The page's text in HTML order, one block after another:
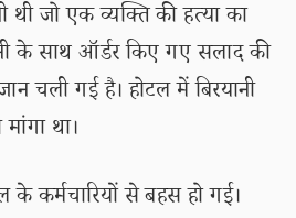
थी जो एक व्यक्ति की हत्या का
के साथ ऑर्डर किए गए सलाद की
चली गई है। होटल में बिरयानी
था।
कर्मचारियों से बहस हो गई।